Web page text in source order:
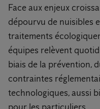
Face aux enjeux
dépourvu de nuisibles
traitements
équipes relèvent
biais de la prévention,
contraintes
technologiques, aussi